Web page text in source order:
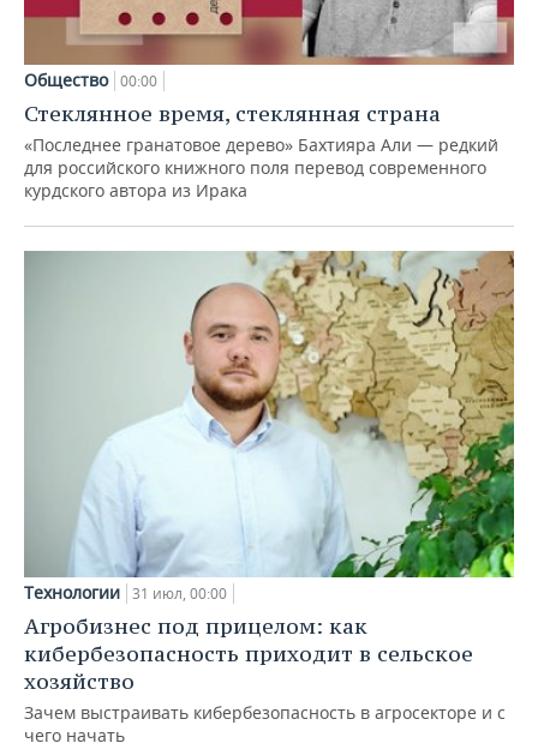
Общество 00:00
Стеклянное время, стеклянная страна
«Последнее гранатовое дерево» Бахтияра Али — редкий
для российского книжного поля перевод современного
курдского автора из Ирака
Технологии 31 июл, 00:00
Агробизнес под прицелом: как
кибербезопасность приходит в сельское
хозяйство
Зачем выстраивать кибербезопасность в агросекторе и с
чего начать